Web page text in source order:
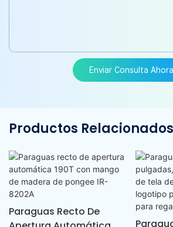
Enviar Consulta Ahora
Productos Relacionados
Paraguas Recto De